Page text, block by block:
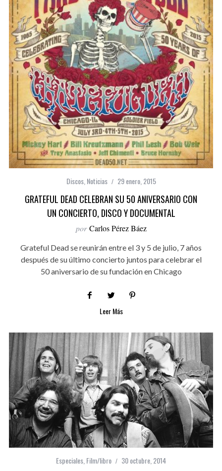
Discos, Noticias 29 enero, 2015
GRATEFUL DEAD CELEBRAN SU 50 ANIVERSARIO CON
UN CONCIERTO, DISCO Y DOCUMENTAL
por Carlos Pérez Báez
Grateful Dead se reunirán entre el 3 y 5 de julio, 7 años
después de su último concierto juntos para celebrar el
50 aniversario de su fundación en Chicago
Leer Más
Especiales Film/libro 30 octubre, 2014